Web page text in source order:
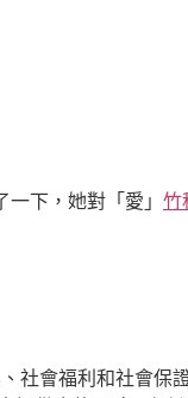
下，她對「愛」 竹
會福利和社會保